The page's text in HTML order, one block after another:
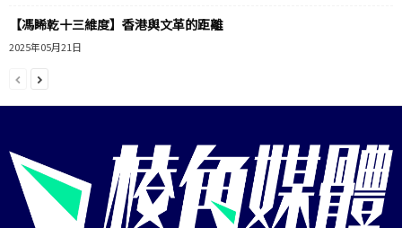
【馮睎乾十三維度】香港與文革的距離
2025年05月21日